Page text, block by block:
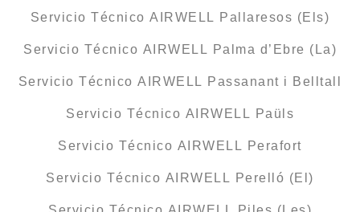
Servicio Técnico AIRWELL Pallaresos (Els)
Servicio Técnico AIRWELL Palma d’Ebre (La)
Servicio Técnico AIRWELL Passanant i Belltall
Servicio Técnico AIRWELL Paüls
Servicio Técnico AIRWELL Perafort
Servicio Técnico AIRWELL Perelló (El)